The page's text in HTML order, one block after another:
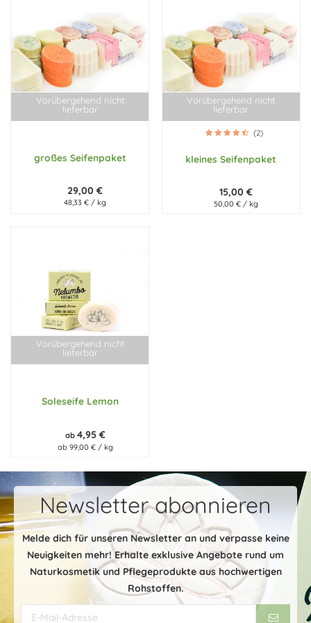
Haut und unterstützen die natürliche Hautbarriere. Das Solesalz
hilft, die Haut zu beruhigen, und die wertvollen pflanzlichen Öle
fördern die Regeneration. Die hohe Konzentration von Solesalz
sorgt für ein unverwechselbares, erfrischendes Pflegegefühl.
Entdecke die wohltuende Kraft von Solesalz
Möchtest du mehr über die Vorteile von Solesalz erfahren? In
unseremBlogbeitrag „Entdecke die wohltuende Kraft von
besonderen Inhaltsstoff und wie er die Hautpflege
Vorübergehend nicht
lieferbar
großes Seifenpaket
29,00 €
48,33 € / kg
Vorübergehend nicht
lieferbar
(2)
kleines Seifenpaket
15,00 €
50,00 € / kg
Vorübergehend nicht
lieferbar
Soleseife Lemon
ab 4,95 €
ab 99,00 € / kg
Newsletter abonnieren
Melde dich für unseren Newsletter an und verpasse keine
Neuigkeiten mehr! Erhalte exklusive Angebote rund um
Naturkosmetik und Pflegeprodukte aus hochwertigen
Rohstoffen.